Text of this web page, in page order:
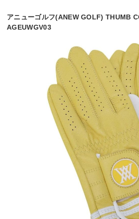
アニューゴルフ(ANEW GOLF) THUMB
AGEUWGV03